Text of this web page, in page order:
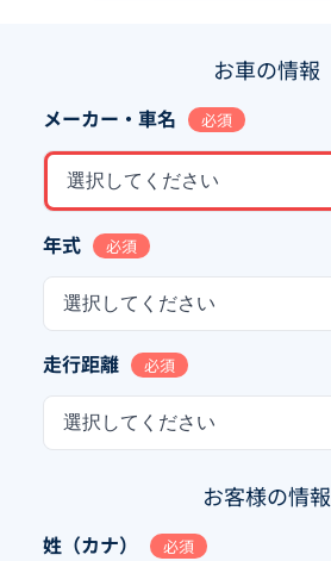
お車の情報
メーカー・車名 必須
選択してください
年式 必須
選択してください
走行距離 必須
選択してください
お客様の情報
姓（カナ） 必須